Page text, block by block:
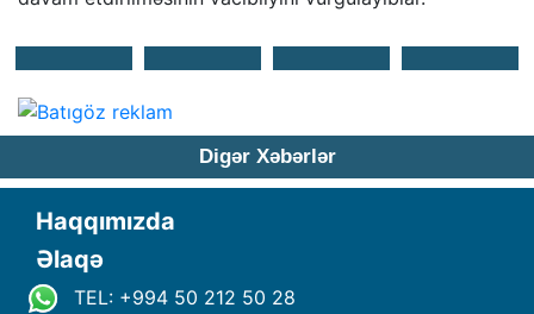
Digər Xəbərlər
Haqqımızda
Əlaqə
TEL: +994 50 212 50 28